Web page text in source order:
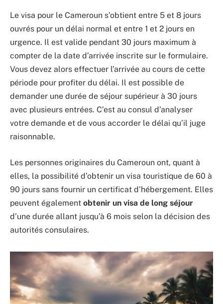
Le visa pour le Cameroun s’obtient entre 5 et 8 jours
ouvrés pour un délai normal et entre 1 et 2 jours en
urgence. Il est valide pendant 30 jours maximum à
compter de la date d’arrivée inscrite sur le formulaire.
Vous devez alors effectuer l’arrivée au cours de cette
période pour profiter du délai. Il est possible de
demander une durée de séjour supérieur à 30 jours
avec plusieurs entrées. C’est au consul d’analyser
votre demande et de vous accorder le délai qu’il juge
raisonnable.
Les personnes originaires du Cameroun ont, quant à
elles, la possibilité d’obtenir un visa touristique de 60 à
90 jours sans fournir un certificat d’hébergement. Elles
peuvent également obtenir un visa de long séjour
d’une durée allant jusqu’à 6 mois selon la décision des
autorités consulaires.